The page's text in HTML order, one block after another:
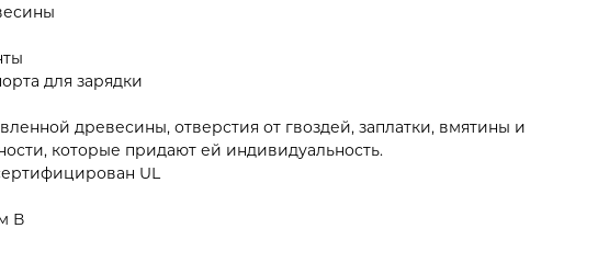
для зарядки
древесины, отверстия от гвоздей, заплатки, вмятины и
которые придают ей индивидуальность.
UL
В